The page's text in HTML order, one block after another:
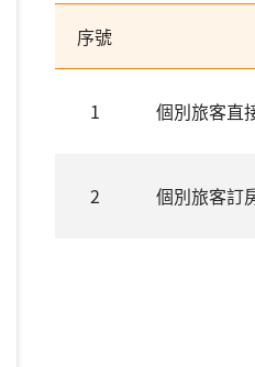
序號
1 個別旅客直
2 個別旅客訂